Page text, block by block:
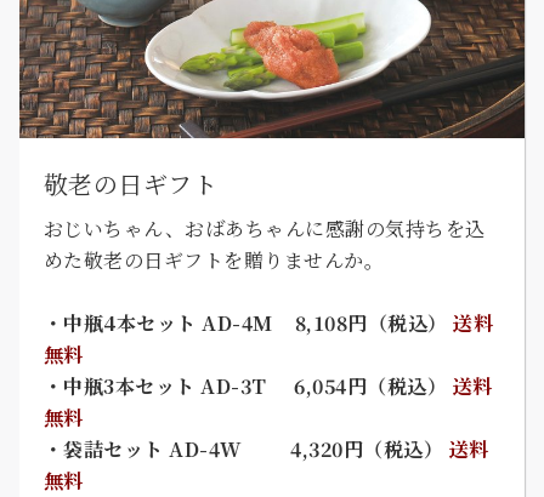
敬老の日ギフト
おじいちゃん、おばあちゃんに感謝の気持ちを込
めた敬老の日ギフトを贈りませんか。
・中瓶4本セット AD-4M 8,108円（税込）
送料
無料
・中瓶3本セット AD-3T 6,054円（税込）
送料
無料
・袋詰セット AD-4W 4,320円（税込）
送料
無料